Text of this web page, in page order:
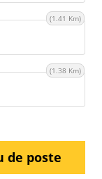
(1.41 Km)
(1.38 Km)
de poste